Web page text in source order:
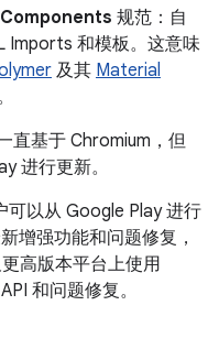
规范：自
Imports 和模板。这意味
及其 Material
直基于 Chromium，但
进行更新。
可以从 Google Play 进行
增强功能和问题修复，
高版本平台上使用
和问题修复。